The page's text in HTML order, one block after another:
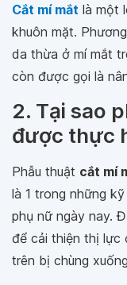
Cắt mí mắt là một
khuôn mặt.
da thừa ở mí mắt
còn được gọi là
2. Tại sao
được thực
Phẫu thuật cắt mí
là 1 trong những
phụ nữ ngày nay.
để cải thiện thị lực
trên bị chùng